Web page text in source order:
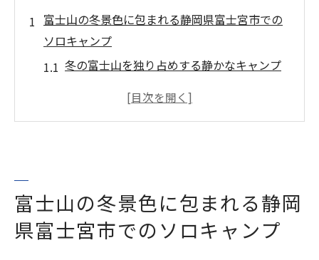
富士山の冬景色に包まれる静岡県富士宮市での
ソロキャンプ
冬の富士山を独り占めする静かなキャンプ
雪化粧した富士山を眺める絶好のポイント
ソロキャンプで心を癒す富士山の魅力
富士山をバックに広がる冬の美景を楽しむ
富士山の冬景色に包まれる静岡
県富士宮市でのソロキャンプ